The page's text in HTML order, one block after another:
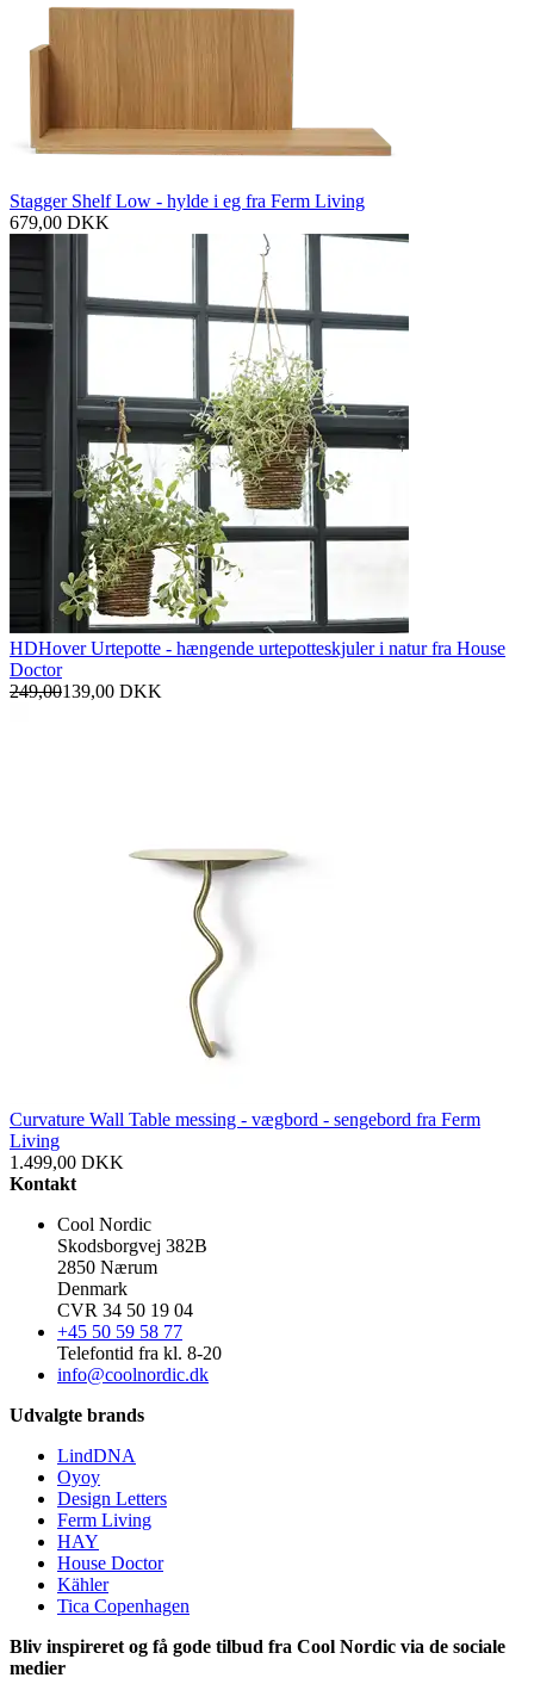
Stagger Shelf Low - hylde i eg fra Ferm Living
679,00 DKK
HDHover Urtepotte - hængende urtepotteskjuler i natur fra House
Doctor
249,00139,00 DKK
Curvature Wall Table messing - vægbord - sengebord fra Ferm
Living
1.499,00 DKK
Kontakt
Cool Nordic
Skodsborgvej 382B
2850 Nærum
Denmark
CVR 34 50 19 04
+45 50 59 58 77
Telefontid fra kl. 8-20
info@coolnordic.dk
Udvalgte brands
LindDNA
Oyoy
Design Letters
Ferm Living
HAY
House Doctor
Kähler
Tica Copenhagen
Bliv inspireret og få gode tilbud fra Cool Nordic via de sociale
medier